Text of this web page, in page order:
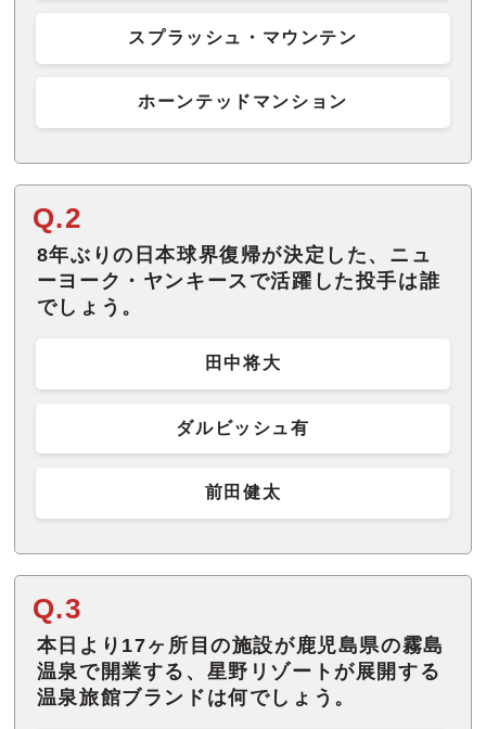
スプラッシュ・マウンテン
ホーンテッドマンション
Q.2
8年ぶりの日本球界復帰が決定した、ニュ
ーヨーク・ヤンキースで活躍した投手は誰
でしょう。
田中将大
ダルビッシュ有
前田健太
Q.3
本日より17ヶ所目の施設が鹿児島県の霧島
温泉で開業する、星野リゾートが展開する
温泉旅館ブランドは何でしょう。